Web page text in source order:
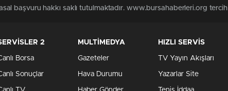
başvuru hakkı saklı tutulmaktadır. www.bursahaberleri.org
2
Borsa
Sonuçlar
MULTİMEDYA
Gazeteler
Hava Durumu
HIZLI SERVİS
TV Yayın Akışları
Yazarlar Site